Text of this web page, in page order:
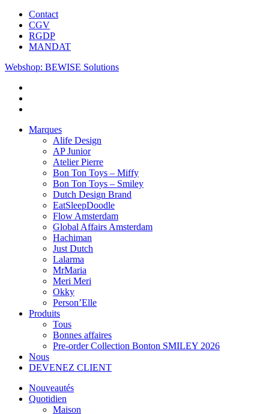
Contact
CGV
RGDP
MANDAT
Webshop: BEWISE Solutions
Marques
Alife Design
AP Junior
Atelier Pierre
Bon Ton Toys – Miffy
Bon Ton Toys – Smiley
Dutch Design Brand
EatSleepDoodle
Flow Amsterdam
Global Affairs Amsterdam
Hachiman
Just Dutch
Lalarma
MrMaria
Meri Meri
Okky
Person’Elle
Produits
Tous
Bonnes affaires
Pre-order Collection Bonton SMILEY 2026
Nous
DEVENEZ CLIENT
Nouveautés
Quotidien
Maison